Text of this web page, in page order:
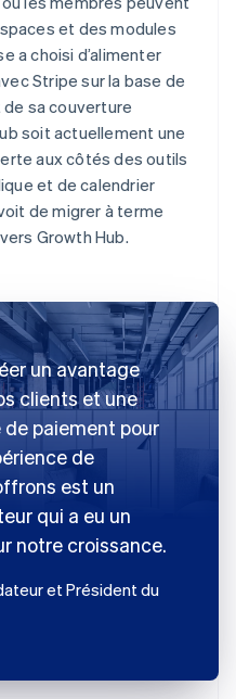
et des modules
a choisi d’alimenter
Stripe sur la base de
sa couverture
soit actuellement une
aux côtés des outils
et de calendrier
de migrer à terme
Growth Hub.
un avantage
clients et une
paiement pour
de
est un
qui a eu un
notre croissance.
et Président du